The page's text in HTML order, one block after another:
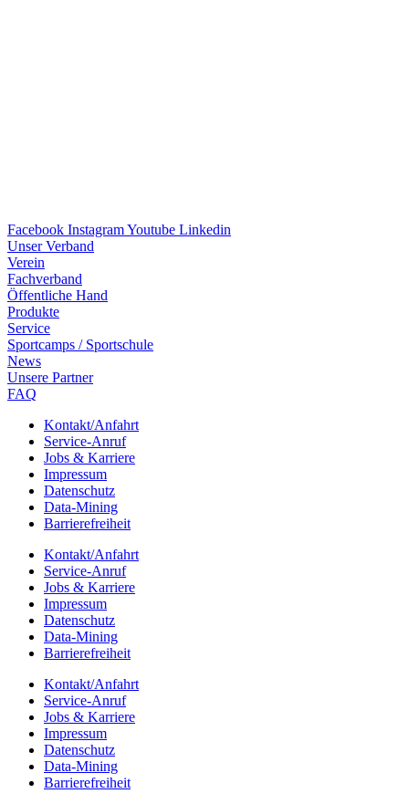
Facebook InstagramYoutube Linkedin
Unser Verband
Verein
Fach­ver­band
Öffent­li­che Hand
Produkte
Service
Sport­camps / Sportschule
News
Unsere Part­ner
FAQ
Kontakt/​​Anfahrt
Service-Anruf
Jobs & Karriere
Impres­sum
Daten­schutz
Data-Mining
Barrie­re­frei­heit
Kontakt/​​Anfahrt
Service-Anruf
Jobs & Karriere
Impres­sum
Daten­schutz
Data-Mining
Barrie­re­frei­heit
Kontakt/​​Anfahrt
Service-Anruf
Jobs & Karriere
Impres­sum
Daten­schutz
Data-Mining
Barrie­re­frei­heit